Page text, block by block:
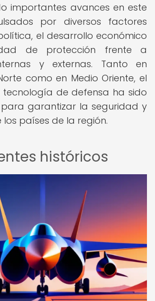
importantes avances en este
por diversos factores
el desarrollo económico
de protección frente a
y externas. Tanto en
como en Medio Oriente, el
de defensa ha sido
garantizar la seguridad y
países de la región.
históricos